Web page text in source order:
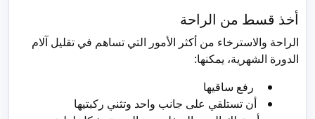
أخذ قسط من الراحة
الراحة والاسترخاء من أكثر الأمور التي تساهم في تقليل آلام
الدورة الشهرية، يمكنها:
رفع ساقيها
أن تستلقي على جانب واحد وتثني ركبتيها